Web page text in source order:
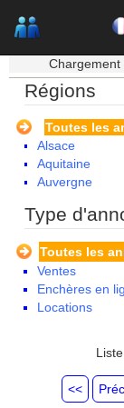
Chargement
Régions
Toutes les
Alsace
Aquitaine
Auvergne
Bourgogne
Centre
Champagne
Corse
Franche
Ile de France
La Réunion
Type
Toutes les
Ventes
Enchères en
Locations
<< Préc.